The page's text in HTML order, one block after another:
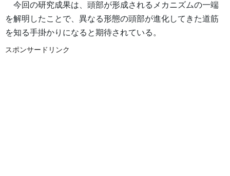
今回の研究成果は、頭部が形成されるメカニズムの一端
を解明したことで、異なる形態の頭部が進化してきた道筋
を知る手掛かりになると期待されている。
スポンサードリンク